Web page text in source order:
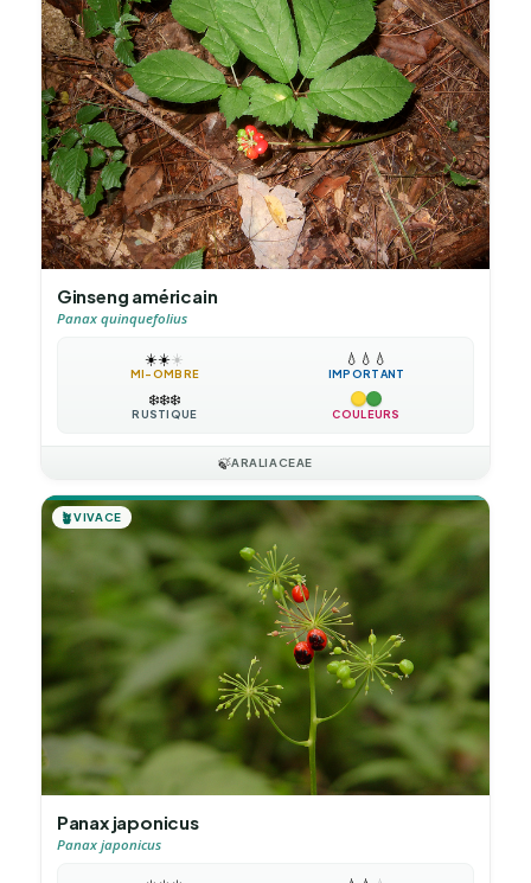
Ginseng américain
Panax quinquefolius
☀️☀️☀️
MI-OMBRE
💧 💧 💧
IMPORTANT
❄️❄️❄️
RUSTIQUE COULEURS
🍃ARALIACEAE
🪴VIVACE
Panax japonicus
Panax japonicus